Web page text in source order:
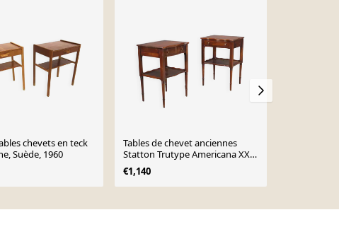
chevets en teck
Suède, 1960
Tables de chevet anciennes
Statton Trutype Americana XXe
siècle
€1,140